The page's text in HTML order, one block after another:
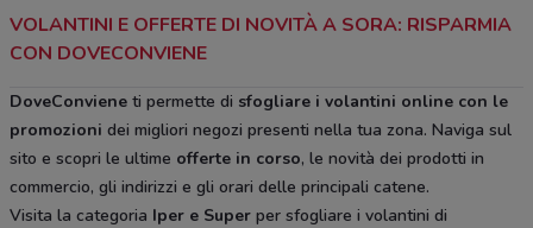
VOLANTINI E OFFERTE DI NOVITÀ A SORA: RISPARMIA
CON DOVECONVIENE
DoveConviene ti permette di sfogliare i volantini online con le
promozioni dei migliori negozi presenti nella tua zona. Naviga sul
sito e scopri le ultime offerte in corso, le novità dei prodotti in
commercio, gli indirizzi e gli orari delle principali catene.
Visita la categoria Iper e Super per sfogliare i volantini di